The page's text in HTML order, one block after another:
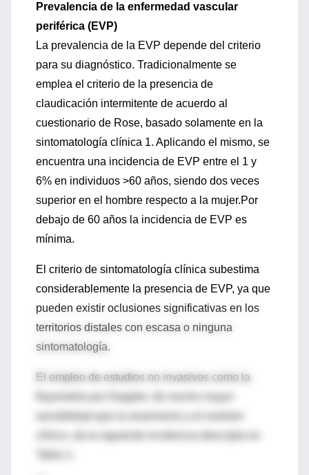
Prevalencia de la enfermedad vascular
periférica (EVP)
La prevalencia de la EVP depende del criterio
para su diagnóstico. Tradicionalmente se
emplea el criterio de la presencia de
claudicación intermitente de acuerdo al
cuestionario de Rose, basado solamente en la
sintomatología clínica 1. Aplicando el mismo, se
encuentra una incidencia de EVP entre el 1 y
6% en individuos >60 años, siendo dos veces
superior en el hombre respecto a la mujer.Por
debajo de 60 años la incidencia de EVP es
mínima.
El criterio de sintomatología clínica subestima
considerablemente la presencia de EVP, ya que
pueden existir oclusiones significativas en los
territorios distales con escasa o ninguna
sintomatología.
El empleo de estudios no invasivos como la
flujometría por Doppler, de mucho mayor
clínico, da la siguiente incidencia descripta en